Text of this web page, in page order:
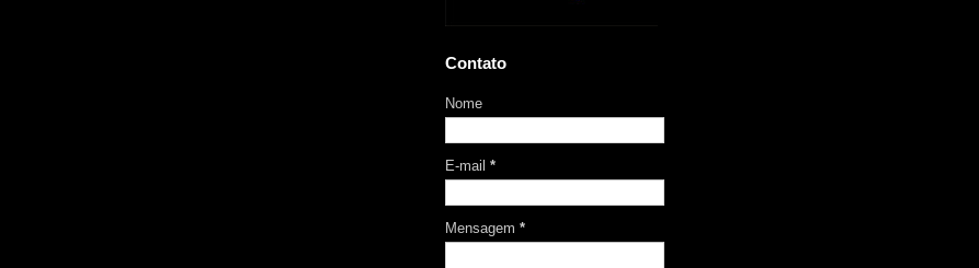
Contato
Nome
E-mail *
Mensagem *